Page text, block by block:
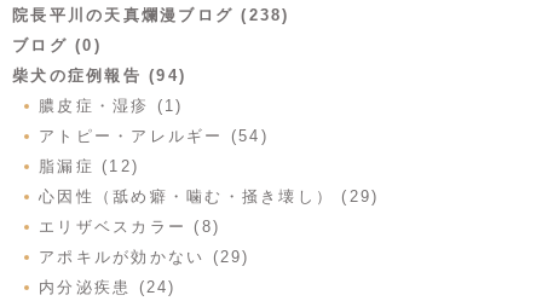
院長平川の天真爛漫ブログ (238)
ブログ (0)
柴犬の症例報告 (94)
膿皮症・湿疹 (1)
アトピー・アレルギー (54)
脂漏症 (12)
心因性（舐め癖・噛む・掻き壊し） (29)
エリザベスカラー (8)
アポキルが効かない (29)
内分泌疾患 (24)